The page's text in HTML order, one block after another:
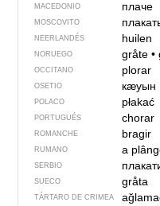
MACEDONIO плаче
MOSCOVITO
NEERLANDÉS huilen
NORUEGO gråte•
OCCITANO plorar
OSETIO кӕуын
POLACO płakać
PORTUGUÉS chorar
ROMANCHE bragir
RUMANO a
SERBIO
SUECO gråta
TÁRTARO DE CRIMEA